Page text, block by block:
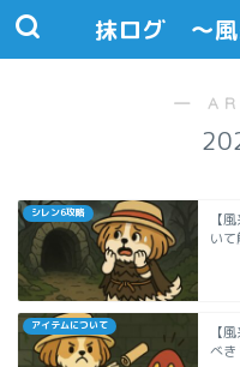
抹ログ 〜風
―
シレン6攻略
【
い
アイテムについて
【
べき